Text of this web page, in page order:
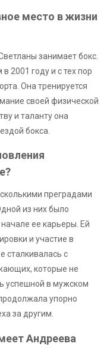
место в жизни
занимает бокс.
2001 году и с тех пор
Она тренируется
своей физической
и таланту она
бокса.
преградами
из них было
ее карьеры. Ей
и участие в
сталкивалась с
которые не
успешной в мужском
упорно
за другим.
Андреева